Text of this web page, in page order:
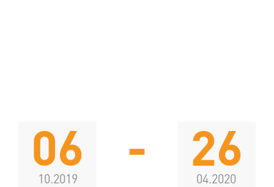
06
10.2019
- 26
04.2020